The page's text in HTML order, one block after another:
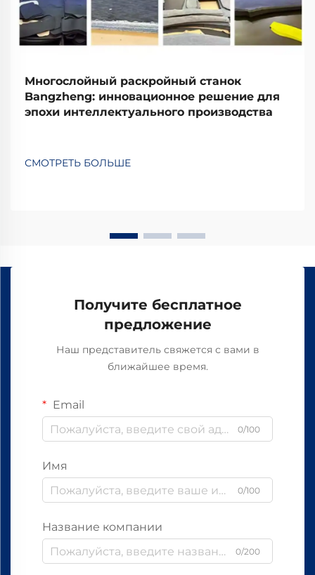
Многослойный раскройный станок
Bangzheng: инновационное решение для
эпохи интеллектуального производства
СМОТРЕТЬ БОЛЬШЕ
Получите бесплатное
предложение
Наш представитель свяжется с вами в
ближайшее время.
Email
0/100
Имя
0/100
Название компании
0/200